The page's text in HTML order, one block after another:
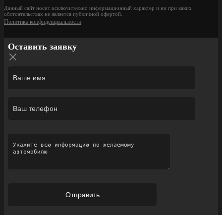
Данный сайт носит исключительно информационный характер и ни при каких
обстоятельствах не является публичной офертой.
Политика конфиденциальности
Оставить заявку